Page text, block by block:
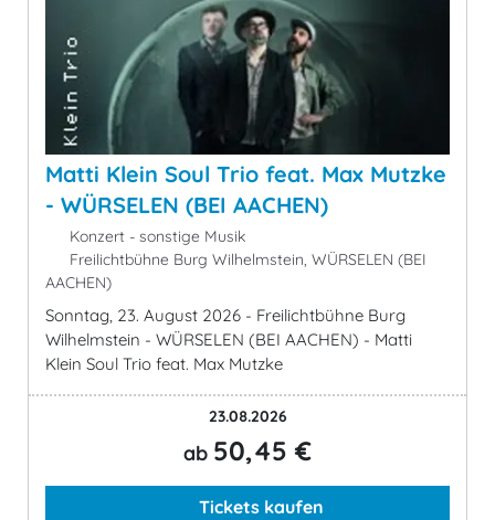
Matti Klein Soul Trio feat. Max Mutzke
- WÜRSELEN (BEI AACHEN)
Konzert - sonstige Musik
Freilichtbühne Burg Wilhelmstein, WÜRSELEN (BEI
AACHEN)
Sonntag, 23. August 2026 - Freilichtbühne Burg
Wilhelmstein - WÜRSELEN (BEI AACHEN) - Matti
Klein Soul Trio feat. Max Mutzke
23.08.2026
ab 50,45 €
Tickets kaufen